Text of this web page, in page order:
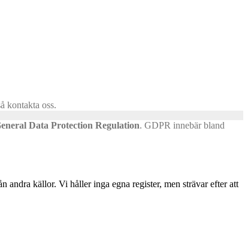
kontakta oss.
Data Protection Regulation. GDPR innebär bland
andra källor. Vi håller inga egna register, men strävar efter att